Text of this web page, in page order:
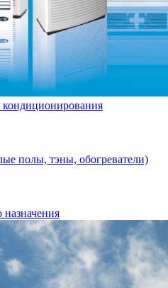
полы, тэны, обогреватели)